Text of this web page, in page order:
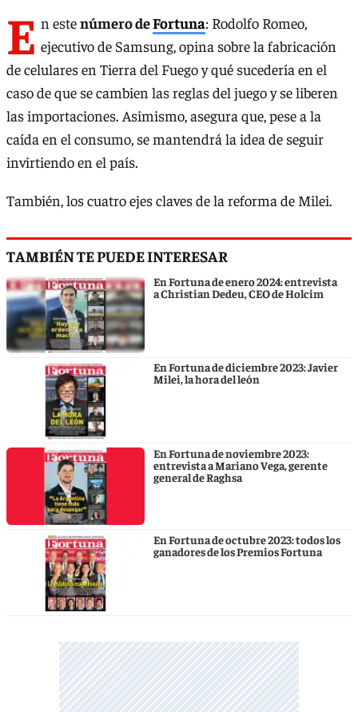
E n estenúmero deFortuna: Rodolfo Romeo,
ejecutivo de Samsung, opina sobre la fabricación
de celulares en Tierra del Fuego y qué sucedería en el
caso de que se cambien las reglas del juego y se liberen
las importaciones. Asimismo, asegura que, pese a la
caída en el consumo, se mantendrá la idea de seguir
invirtiendo en el país.
También, los cuatro ejes claves de la reforma de Milei.
TAMBIÉN TE PUEDE INTERESAR
En Fortuna de enero 2024: entrevista
a Christian Dedeu, CEO de Holcim
En Fortuna de diciembre 2023: Javier
Milei, la hora del león
En Fortuna de noviembre 2023:
entrevista a Mariano Vega, gerente
general de Raghsa
En Fortuna de octubre 2023: todos los
ganadores de los Premios Fortuna